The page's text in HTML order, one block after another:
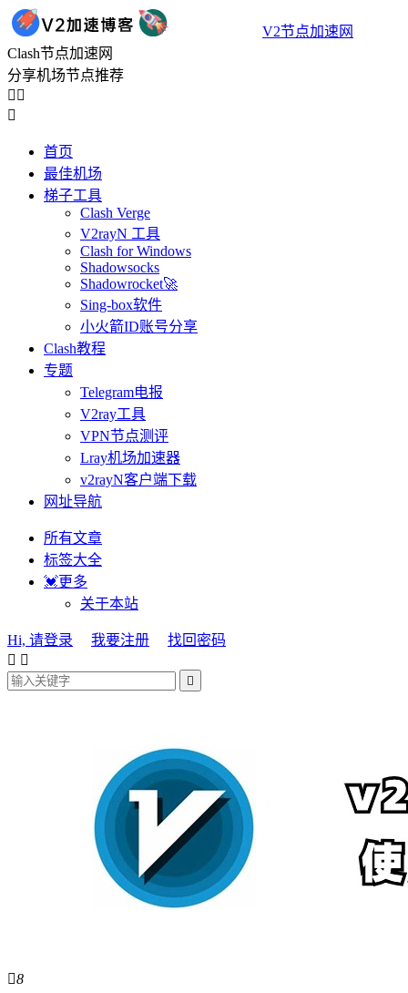
V2节点加速网
Clash节点加速网
分享机场节点推荐
 

首页
最佳机场
梯子工具
Clash Verge
V2rayN 工具
Clash for Windows
Shadowsocks
Shadowrocket🚀
Sing-box软件
小火箭ID账号分享
Clash教程
专题
Telegram电报
V2ray工具
VPN节点测评
Lray机场加速器
v2rayN客户端下载
网址导航
所有文章
标签大全
💓更多
关于本站
Hi, 请登录 我要注册
找回密码
 

8